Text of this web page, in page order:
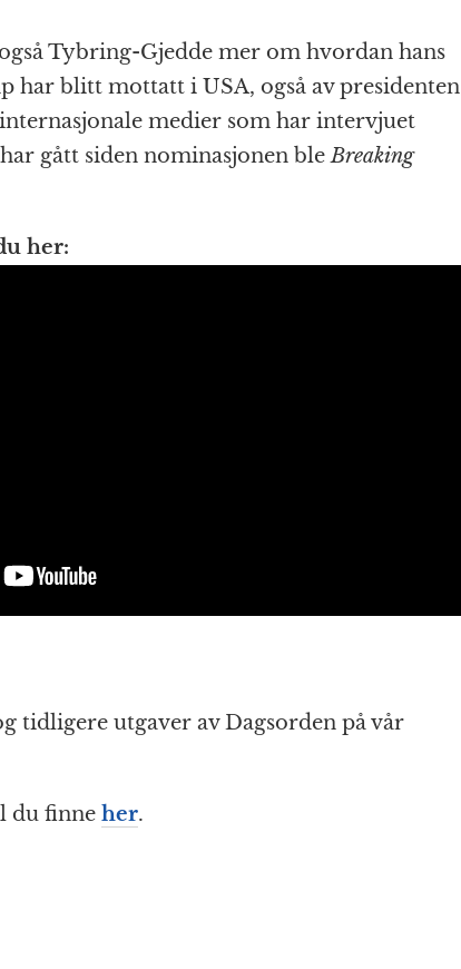
Tybring-Gjedde mer om hvordan hans
har blitt mottatt i USA, også av presidenten
medier som har intervjuet
gått siden nominasjonen bleBreaking
her:
tidligere utgaver av Dagsorden på vår
du finne her.